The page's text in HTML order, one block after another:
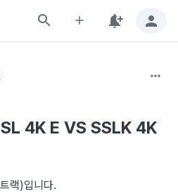
4K E VS SSLK 4K
랙)입니다.